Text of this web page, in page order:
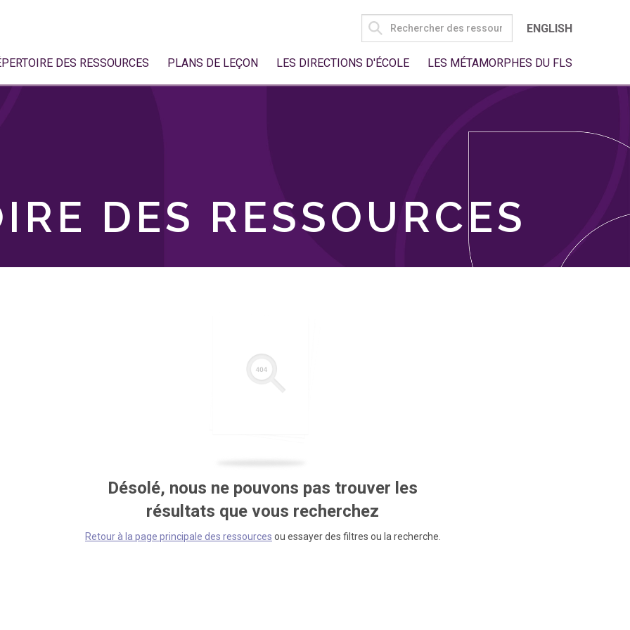
SEARCH
FOR:
ENGLISH
DES RESSOURCES PLANS DE LEÇON LES DIRECTIONS D'ÉCOLE LES MÉTAMORPHES DU FLS
DES RESSOURCES
Désolé, nous ne pouvons pas trouver les
résultats que vous recherchez
Retour à la page principale des ressources ou essayer des filtres ou la recherche.